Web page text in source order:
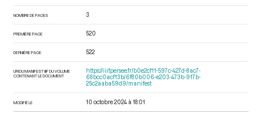
NOMBRE DE PAGES 3
PREMIÈRE PAGE 520
DERNIÈRE PAGE 522
URI DU MANIFEST IIIF DU VOLUME
CONTENANT LE DOCUMENT
https://iiif.persee.fr/b0e2cf11-597c-427d-8ac7-
68bcc0acf13b/6f80b006-e203-473b-917b-
25c2aaba59d9/manifest
MODIFIÉ LE 10 octobre 2024 à 18:01